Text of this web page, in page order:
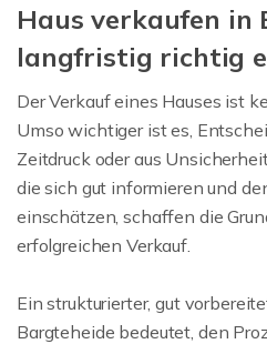
Haus verkaufen in
langfristig richtig
Der Verkauf eines Hauses ist
Umso wichtiger ist es,
Zeitdruck oder aus
die sich gut informieren und
einschätzen, schaffen die
erfolgreichen Verkauf.
Ein strukturierter, gut
Bargteheide bedeutet, den